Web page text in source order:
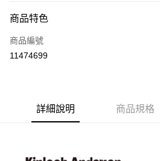
信用卡一次付款
LINE Pay
商品特色
商品編號
11474699
詳細說明 商品規格